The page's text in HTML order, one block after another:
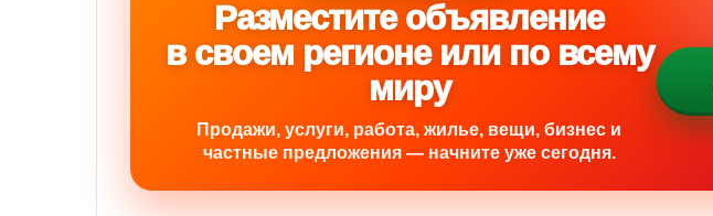
Разместите объявление
в своем регионе или по всему
миру
Продажи, услуги, работа, жилье, вещи, бизнес и
частные предложения — начните уже сегодня.